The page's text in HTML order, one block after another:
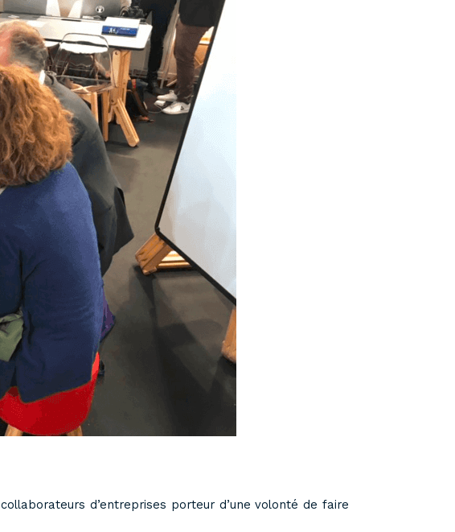
d’entreprises porteur d’une volonté de faire